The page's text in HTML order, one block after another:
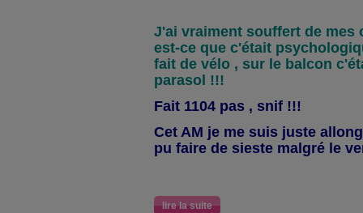
J'ai vraiment souffert de mes
est-ce que c'était
fait de vélo , sur le balcon
parasol !!!
Fait 1104 pas , snif !!!
Cet AM je me suis juste
pu faire de sieste malgré le
lire la suite